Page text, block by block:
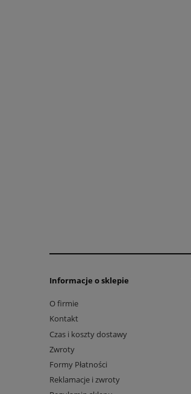
Informacje o sklepie
O firmie
Kontakt
Czas i koszty dostawy
Zwroty
Formy Płatności
Reklamacje i zwroty